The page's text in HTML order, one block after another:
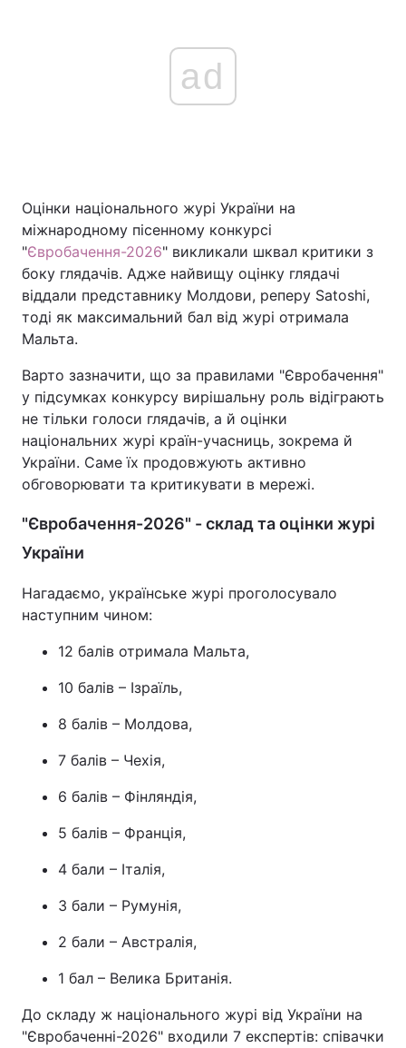
ad
Оцінки національного журі України на
міжнародному пісенному конкурсі
"Євробачення-2026" викликали шквал критики з
боку глядачів. Адже найвищу оцінку глядачі
віддали представнику Молдови, реперу Satoshi,
тоді як максимальний бал від журі отримала
Мальта.
Варто зазначити, що за правилами "Євробачення"
у підсумках конкурсу вирішальну роль відіграють
не тільки голоси глядачів, а й оцінки
національних журі країн-учасниць, зокрема й
України. Саме їх продовжують активно
обговорювати та критикувати в мережі.
"Євробачення-2026" - склад та оцінки журі
України
Нагадаємо, українське журі проголосувало
наступним чином:
12 балів отримала Мальта,
10 балів – Ізраїль,
8 балів – Молдова,
7 балів – Чехія,
6 балів – Фінляндія,
5 балів – Франція,
4 бали – Італія,
3 бали – Румунія,
2 бали – Австралія,
1 бал – Велика Британія.
До складу ж національного журі від України на
"Євробаченні-2026" входили 7 експертів: співачки